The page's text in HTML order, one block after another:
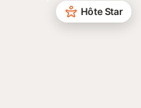
Hôte Star